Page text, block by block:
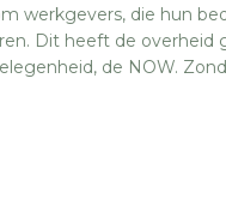
werkgevers, die hun
Dit heeft de overheid
de NOW.